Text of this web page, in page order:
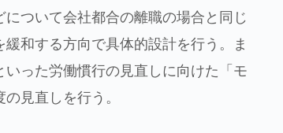
ついて会社都合の離職の場合と同じ
和する方向で具体的設計を行う。ま
った労働慣行の見直しに向けた「モ
見直しを行う。